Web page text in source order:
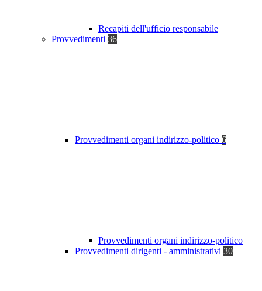
Recapiti dell'ufficio responsabile
Provvedimenti 36
Provvedimenti organi indirizzo-politico 6
Provvedimenti organi indirizzo-politico
Provvedimenti dirigenti - amministrativi 30